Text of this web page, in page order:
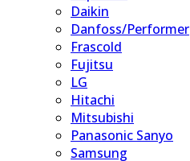
Daikin
Danfoss/Performer
Frascold
Fujitsu
LG
Hitachi
Mitsubishi
Panasonic Sanyo
Samsung